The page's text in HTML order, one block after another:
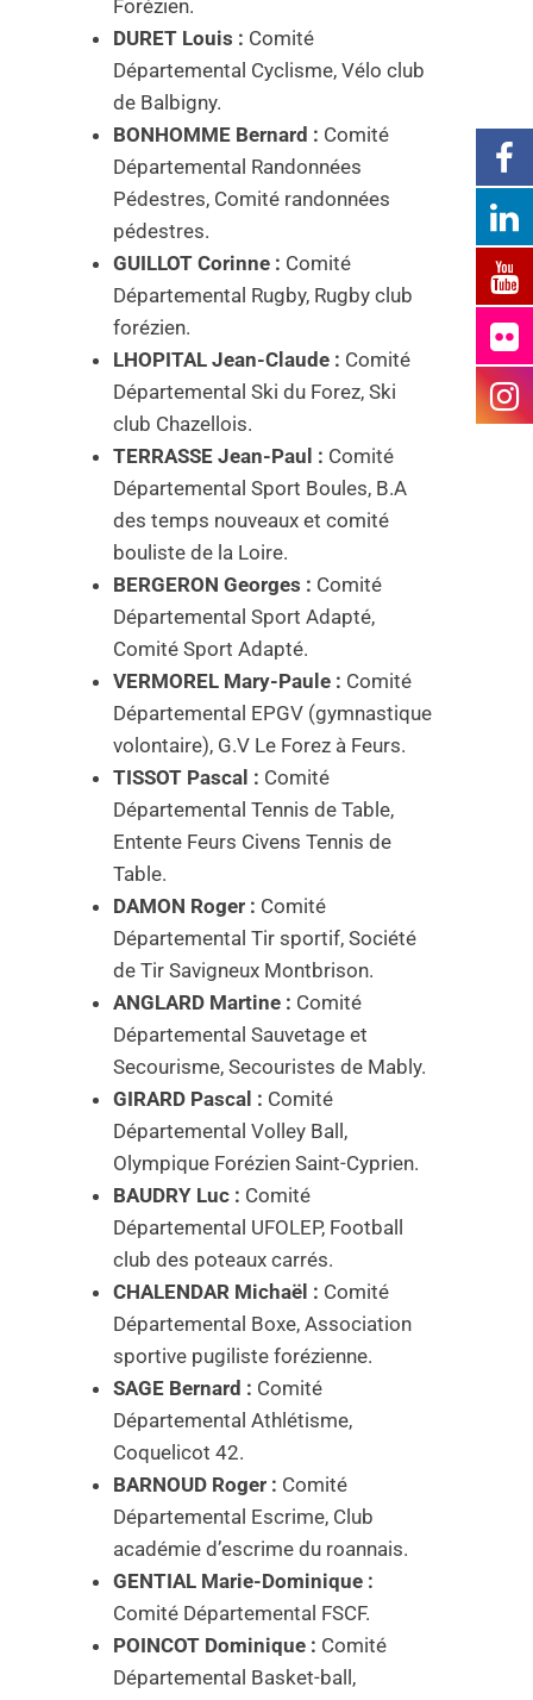
Forézien.
DURET Louis : Comité
Départemental Cyclisme, Vélo club
de Balbigny.
BONHOMME Bernard : Comité
Départemental Randonnées
Pédestres, Comité randonnées
pédestres.
GUILLOT Corinne : Comité
Départemental Rugby, Rugby club
forézien.
LHOPITAL Jean-Claude : Comité
Départemental Ski du Forez, Ski
club Chazellois.
TERRASSE Jean-Paul : Comité
Départemental Sport Boules, B.A
des temps nouveaux et comité
bouliste de la Loire.
BERGERON Georges : Comité
Départemental Sport Adapté,
Comité Sport Adapté.
VERMOREL Mary-Paule : Comité
Départemental EPGV (gymnastique
volontaire), G.V Le Forez à Feurs.
TISSOT Pascal : Comité
Départemental Tennis de Table,
Entente Feurs Civens Tennis de
Table.
DAMON Roger : Comité
Départemental Tir sportif, Société
de Tir Savigneux Montbrison.
ANGLARD Martine : Comité
Départemental Sauvetage et
Secourisme, Secouristes de Mably.
GIRARD Pascal : Comité
Départemental Volley Ball,
Olympique Forézien Saint-Cyprien.
BAUDRY Luc : Comité
Départemental UFOLEP, Football
club des poteaux carrés.
CHALENDAR Michaël : Comité
Départemental Boxe, Association
sportive pugiliste forézienne.
SAGE Bernard : Comité
Départemental Athlétisme,
Coquelicot 42.
BARNOUD Roger : Comité
Départemental Escrime, Club
académie d’escrime du roannais.
GENTIAL Marie-Dominique :
Comité Départemental FSCF.
POINCOT Dominique : Comité
Départemental Basket-ball,